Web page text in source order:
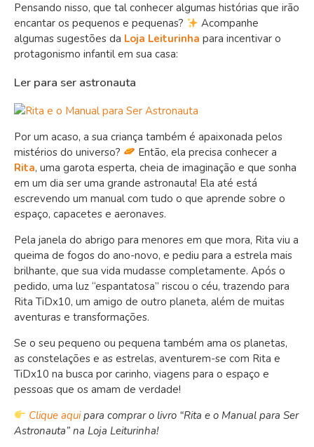
Pensando nisso, que tal conhecer algumas histórias que irão
encantar os pequenos e pequenas?
Acompanhe
algumas sugestões da Loja Leiturinha para incentivar o
protagonismo infantil em sua casa:
Ler para ser astronauta
Por um acaso, a sua criança também é apaixonada pelos
mistérios do universo?
Então, ela precisa conhecer a
Rita, uma garota esperta, cheia de imaginação e que sonha
em um dia ser uma grande astronauta! Ela até está
escrevendo um manual com tudo o que aprende sobre o
espaço, capacetes e aeronaves.
Pela janela do abrigo para menores em que mora, Rita viu a
queima de fogos do ano-novo, e pediu para a estrela mais
brilhante, que sua vida mudasse completamente. Após o
pedido, uma luz “espantatosa” riscou o céu, trazendo para
Rita TiDx10, um amigo de outro planeta, além de muitas
aventuras e transformações.
Se o seu pequeno ou pequena também ama os planetas,
as constelações e as estrelas, aventurem-se com Rita e
TiDx10 na busca por carinho, viagens para o espaço e
pessoas que os amam de verdade!
Clique aquipara comprar o livro “Rita e o Manual para Ser
Astronauta” na Loja Leiturinha!